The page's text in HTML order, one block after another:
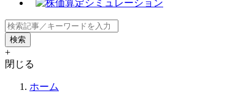
+
閉じる
ホーム